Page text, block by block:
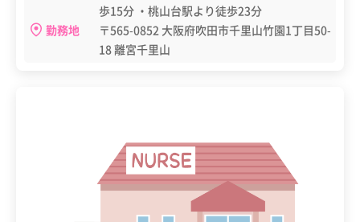
歩15分 ・桃山台駅より徒歩23分
勤務地
〒565-0852 大阪府吹田市千里山竹園1丁目50-
18 離宮千里山